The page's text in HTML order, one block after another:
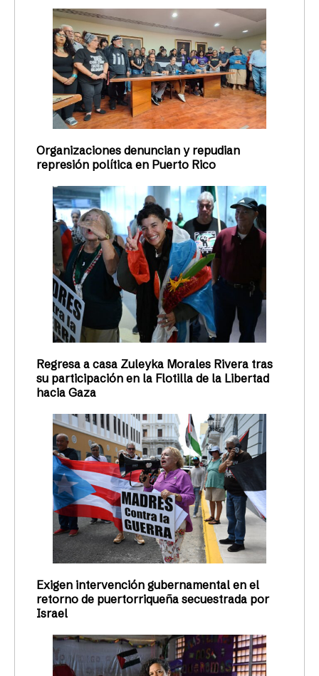
Organizaciones denuncian y repudian
represión política en Puerto Rico
Regresa a casa Zuleyka Morales Rivera tras
su participación en la Flotilla de la Libertad
hacia Gaza
Exigen intervención gubernamental en el
retorno de puertorriqueña secuestrada por
Israel